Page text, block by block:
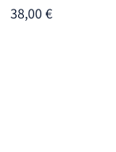
38,00 €